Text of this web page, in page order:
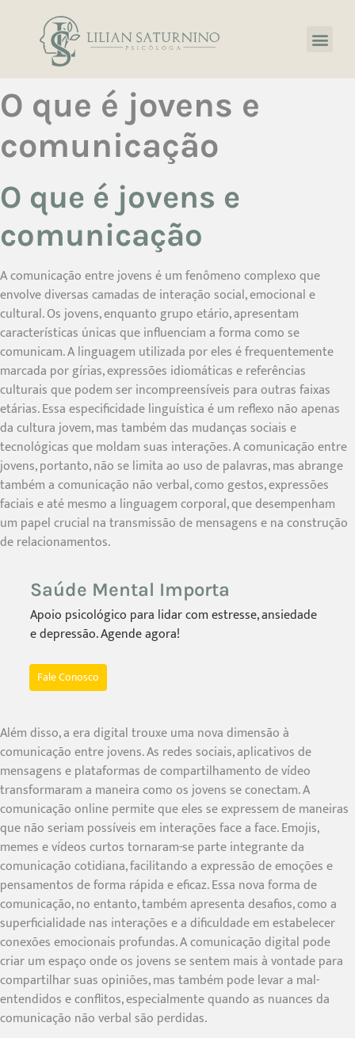
O que é jovens e
comunicação
O que é jovens e
comunicação
A comunicação entre jovens é um fenômeno complexo que
envolve diversas camadas de interação social, emocional e
cultural. Os jovens, enquanto grupo etário, apresentam
características únicas que influenciam a forma como se
comunicam. A linguagem utilizada por eles é frequentemente
marcada por gírias, expressões idiomáticas e referências
culturais que podem ser incompreensíveis para outras faixas
etárias. Essa especificidade linguística é um reflexo não apenas
da cultura jovem, mas também das mudanças sociais e
tecnológicas que moldam suas interações. A comunicação entre
jovens, portanto, não se limita ao uso de palavras, mas abrange
também a comunicação não verbal, como gestos, expressões
faciais e até mesmo a linguagem corporal, que desempenham
um papel crucial na transmissão de mensagens e na construção
de relacionamentos.
Saúde Mental Importa
Apoio psicológico para lidar com estresse, ansiedade
e depressão. Agende agora!
Fale Conosco
Além disso, a era digital trouxe uma nova dimensão à
comunicação entre jovens. As redes sociais, aplicativos de
mensagens e plataformas de compartilhamento de vídeo
transformaram a maneira como os jovens se conectam. A
comunicação online permite que eles se expressem de maneiras
que não seriam possíveis em interações face a face. Emojis,
memes e vídeos curtos tornaram-se parte integrante da
comunicação cotidiana, facilitando a expressão de emoções e
pensamentos de forma rápida e eficaz. Essa nova forma de
comunicação, no entanto, também apresenta desafios, como a
superficialidade nas interações e a dificuldade em estabelecer
conexões emocionais profundas. A comunicação digital pode
criar um espaço onde os jovens se sentem mais à vontade para
compartilhar suas opiniões, mas também pode levar a mal-
entendidos e conflitos, especialmente quando as nuances da
comunicação não verbal são perdidas.